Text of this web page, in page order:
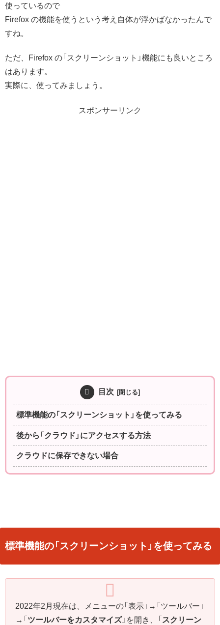
使っているので
Firefox の機能を使うという考え自体が浮かばなかったんで
すね。
ただ、Firefox の「スクリーンショット」機能にも良いところ
はあります。
実際に、使ってみましょう。
スポンサーリンク
目次
標準機能の「スクリーンショット」を使ってみる
後から「クラウド」にアクセスする方法
クラウドに保存できない場合
標準機能の「スクリーンショット」を使ってみる
2022年2月現在は、メニューの「表示」→「ツールバー」
→「 ツールバーをカスタマイズ 」を開き、「 スクリーン